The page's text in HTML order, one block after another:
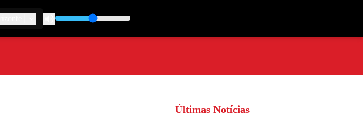
Últimas Notícias